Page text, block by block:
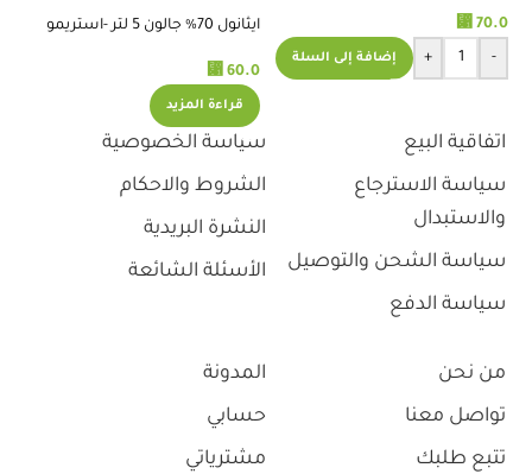
⃁ 70.0
-
+ إضافة إلى السلة
ايثانول 70% جالون 5 لتر -استريمو
⃁ 60.0
قراءة المزيد
اتفاقية البيع
سياسة الاسترجاع
والاستبدال
سياسة الشحن والتوصيل
سياسة الدفع
سياسة الخصوصية
الشروط والاحكام
النشرة البريدية
الأسئلة الشائعة
من نحن
تواصل معنا
تتبع طلبك
المدونة
حسابي
مشترياتي